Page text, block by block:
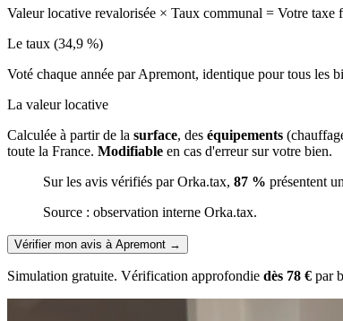
Valeur locative revalorisée × Taux communal = Votre taxe
Le taux (34,9 %)
Voté chaque année par Apremont, identique pour tous les
La valeur locative
Calculée à partir de la surface, des équipements
toute la France. Modifiable en cas d'erreur sur votre bien.
Sur les avis vérifiés par Orka.tax, 87 % présentent
Source : observation interne Orka.tax.
Vérifier mon avis à Apremont →
Simulation gratuite. Vérification approfondie dès 78 € par